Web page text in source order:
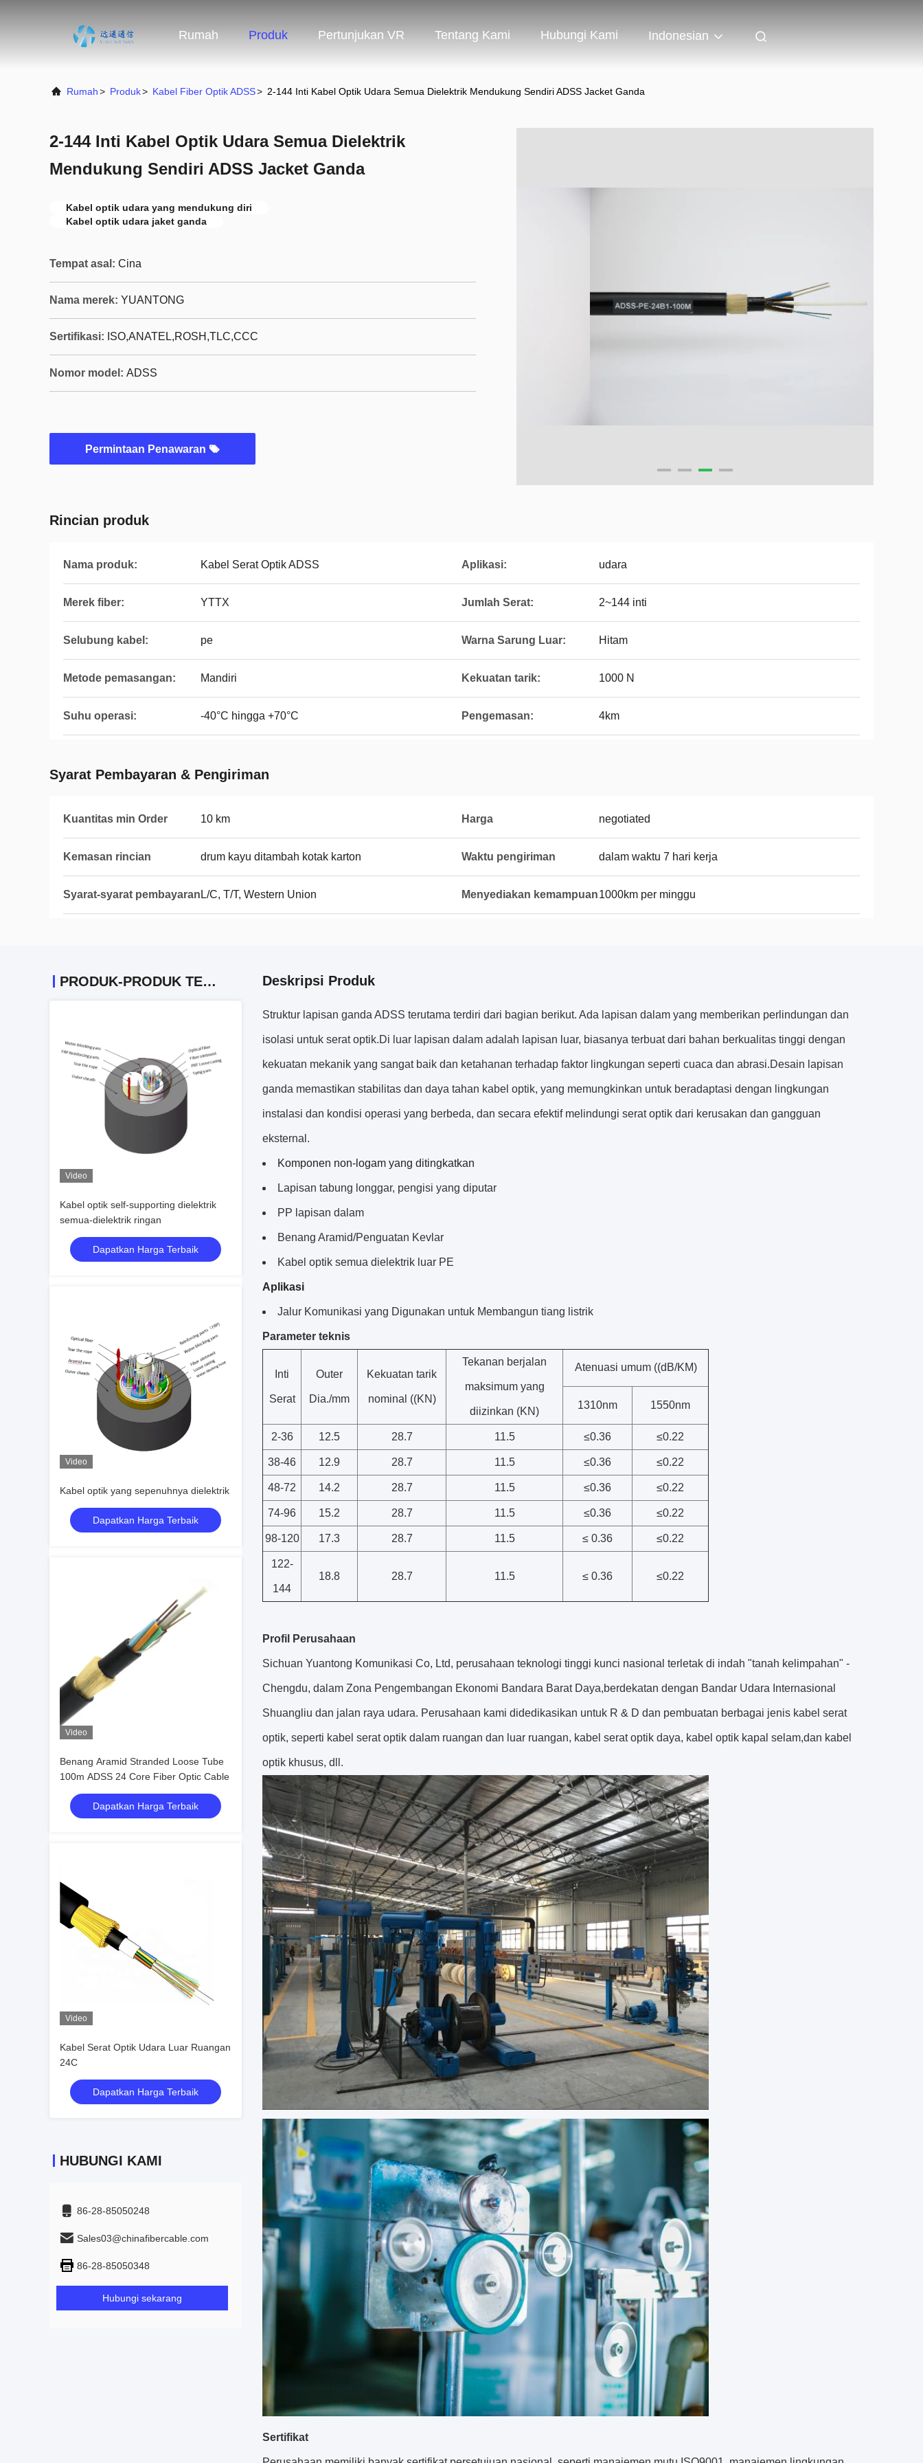
Rumah Produk Pertunjukan VR Tentang Kami Hubungi Kami Indonesian
Rumah> Produk> Kabel Fiber Optik ADSS> 2-144 Inti Kabel Optik Udara Semua Dielektrik Mendukung Sendiri ADSS Jacket Ganda
2-144 Inti Kabel Optik Udara Semua Dielektrik
Mendukung Sendiri ADSS Jacket Ganda
Kabel optik udara yang mendukung diri
Kabel optik udara jaket ganda
Tempat asal: Cina
Nama merek: YUANTONG
Sertifikasi: ISO,ANATEL,ROSH,TLC,CCC
Nomor model: ADSS
Permintaan Penawaran
Rincian produk
Nama produk: Kabel Serat Optik ADSS Aplikasi: udara
Merek fiber: YTTX Jumlah Serat: 2~144 inti
Selubung kabel: pe Warna Sarung Luar: Hitam
Metode pemasangan: Mandiri Kekuatan tarik: 1000 N
Suhu operasi: -40°C hingga +70°C Pengemasan: 4km
Syarat Pembayaran & Pengiriman
Kuantitas min Order 10 km Harga negotiated
Kemasan rincian drum kayu ditambah kotak karton Waktu pengiriman dalam waktu 7 hari kerja
Syarat-syarat pembayaran L/C, T/T, Western Union Menyediakan kemampuan1000km per minggu
PRODUK-PRODUK TERKAIT
Video
Kabel optik self-supporting dielektrik
semua-dielektrik ringan
Dapatkan Harga Terbaik
Video
Kabel optik yang sepenuhnya dielektrik
Dapatkan Harga Terbaik
Video
Benang Aramid Stranded Loose Tube
100m ADSS 24 Core Fiber Optic Cable
Dapatkan Harga Terbaik
Video
Kabel Serat Optik Udara Luar Ruangan
24C
Dapatkan Harga Terbaik
HUBUNGI KAMI
86-28-85050248
Sales03@chinafibercable.com
86-28-85050348
Hubungi sekarang
Deskripsi Produk
Struktur lapisan ganda ADSS terutama terdiri dari bagian berikut. Ada lapisan dalam yang memberikan perlindungan dan
isolasi untuk serat optik.Di luar lapisan dalam adalah lapisan luar, biasanya terbuat dari bahan berkualitas tinggi dengan
kekuatan mekanik yang sangat baik dan ketahanan terhadap faktor lingkungan seperti cuaca dan abrasi.Desain lapisan
ganda memastikan stabilitas dan daya tahan kabel optik, yang memungkinkan untuk beradaptasi dengan lingkungan
instalasi dan kondisi operasi yang berbeda, dan secara efektif melindungi serat optik dari kerusakan dan gangguan
eksternal.
Komponen non-logam yang ditingkatkan
Lapisan tabung longgar, pengisi yang diputar
PP lapisan dalam
Benang Aramid/Penguatan Kevlar
Kabel optik semua dielektrik luar PE
Aplikasi
Jalur Komunikasi yang Digunakan untuk Membangun tiang listrik
Parameter teknis
Inti
Serat
Outer
Dia./mm
Kekuatan tarik
nominal ((KN)
Tekanan berjalan
maksimum yang
diizinkan (KN)
Atenuasi umum ((dB/KM)
1310nm 1550nm
2-36 12.5 28.7 11.5 ≤0.36 ≤0.22
38-46 12.9 28.7 11.5 ≤0.36 ≤0.22
48-72 14.2 28.7 11.5 ≤0.36 ≤0.22
74-96 15.2 28.7 11.5 ≤0.36 ≤0.22
98-120 17.3 28.7 11.5 ≤ 0.36 ≤0.22
122-
144
18.8 28.7 11.5 ≤ 0.36 ≤0.22
Profil Perusahaan
Sichuan Yuantong Komunikasi Co, Ltd, perusahaan teknologi tinggi kunci nasional terletak di indah "tanah kelimpahan" -
Chengdu, dalam Zona Pengembangan Ekonomi Bandara Barat Daya,berdekatan dengan Bandar Udara Internasional
Shuangliu dan jalan raya udara. Perusahaan kami didedikasikan untuk R & D dan pembuatan berbagai jenis kabel serat
optik, seperti kabel serat optik dalam ruangan dan luar ruangan, kabel serat optik daya, kabel optik kapal selam,dan kabel
optik khusus, dll.
Sertifikat